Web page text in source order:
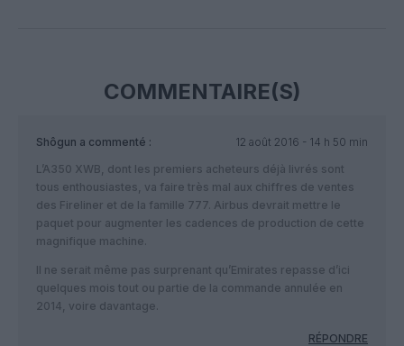
COMMENTAIRE(S)
Shôgun a commenté :
12 août 2016 - 14 h 50 min
L’A350 XWB, dont les premiers acheteurs déjà livrés sont
tous enthousiastes, va faire très mal aux chiffres de ventes
des Fireliner et de la famille 777. Airbus devrait mettre le
paquet pour augmenter les cadences de production de cette
magnifique machine.
Il ne serait même pas surprenant qu’Emirates repasse d’ici
quelques mois tout ou partie de la commande annulée en
2014, voire davantage.
RÉPONDRE